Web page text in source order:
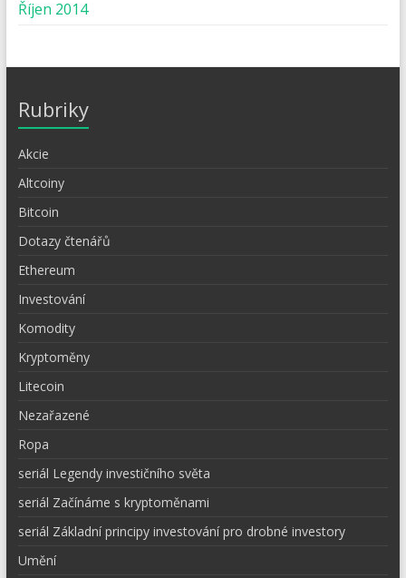
Říjen 2014
Rubriky
Akcie
Altcoiny
Bitcoin
Dotazy čtenářů
Ethereum
Investování
Komodity
Kryptoměny
Litecoin
Nezařazené
Ropa
seriál Legendy investičního světa
seriál Začínáme s kryptoměnami
seriál Základní principy investování pro drobné investory
Umění